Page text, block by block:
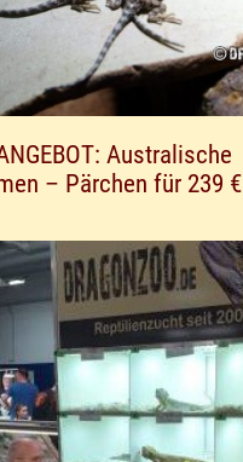
Australische
– Pärchen für 239 €